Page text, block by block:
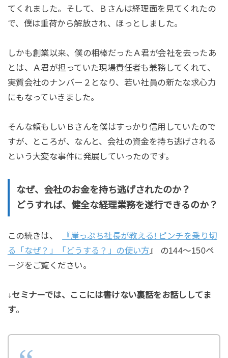
てくれました。そして、Ｂさんは経理面を見てくれたの
で、僕は重荷から解放され、ほっとしました。
しかも創業以来、僕の相棒だったＡ君が会社を去ったあ
とは、Ａ君が担っていた現場責任者も兼務してくれて、
実質会社のナンバー２となり、若い社員の新たな求心力
にもなっていきました。
そんな頼もしいＢさんを僕はすっかり信用していたので
すが、ところが、なんと、会社の資金を持ち逃げされる
という大変な事件に発展していったのです。
なぜ、会社のお金を持ち逃げされたのか？
どうすれば、健全な経理業務を遂行できるのか？
この続きは、
『崖っぷち社長が教える! ピンチを乗り切
る「なぜ？」「どうする？」の使い方 』 の144～150ペ
ージをご覧ください。
↓セミナーでは、ここには書けない裏話をお話ししてま
す。